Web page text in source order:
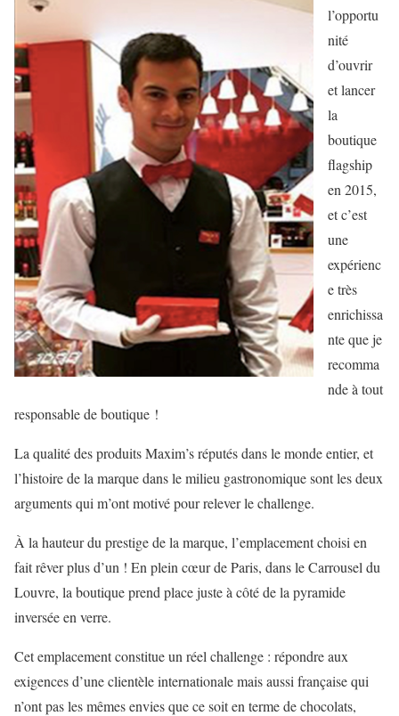
l’opportu
nité
d’ouvrir
et lancer
la
boutique
flagship
en 2015,
et c’est
une
expérienc
e très
enrichissa
nte que je
recomma
nde à tout
responsable de boutique !
La qualité des produits Maxim’s réputés dans le monde entier, et
l’histoire de la marque dans le milieu gastronomique sont les deux
arguments qui m’ont motivé pour relever le challenge.
À la hauteur du prestige de la marque, l’emplacement choisi en
fait rêver plus d’un ! En plein cœur de Paris, dans le Carrousel du
Louvre, la boutique prend place juste à côté de la pyramide
inversée en verre.
Cet emplacement constitue un réel challenge : répondre aux
exigences d’une clientèle internationale mais aussi française qui
n’ont pas les mêmes envies que ce soit en terme de chocolats,